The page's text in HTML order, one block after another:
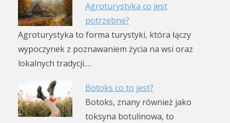
Agroturystyka co jest
potrzebne?
Agroturystyka to forma turystyki, która łączy
wypoczynek z poznawaniem życia na wsi oraz
lokalnych tradycji.…
Botoks co to jest?
Botoks, znany również jako
toksyna botulinowa, to